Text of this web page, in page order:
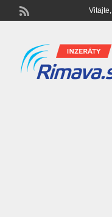
Vitajte,